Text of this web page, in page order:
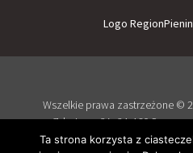
Logo
Wszelkie prawa zastrzeżone ©
Zdrojowa 2A, 34-460
Zaloguj
Ta strona korzysta z